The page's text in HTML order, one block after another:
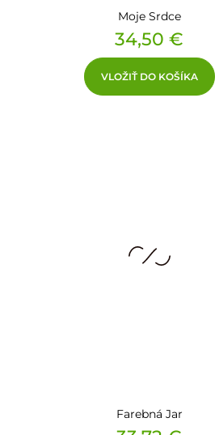
Moje Srdce
Cena
34,50 €
VLOŽIŤ DO KOŠÍKA
Farebná Jar